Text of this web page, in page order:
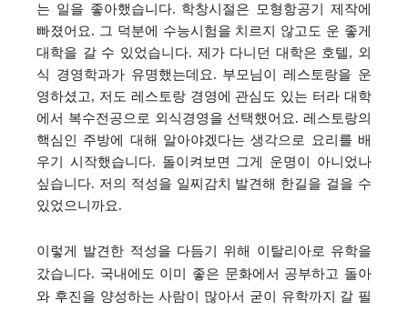
는 일을 좋아했습니다. 학창시절은 모형항공기 제작에
빠졌어요. 그 덕분에 수능시험을 치르지 않고도 운 좋게
대학을 갈 수 있었습니다. 제가 다니던 대학은 호텔, 외
식 경영학과가 유명했는데요. 부모님이 레스토랑을 운
영하셨고, 저도 레스토랑 경영에 관심도 있는 터라 대학
에서 복수전공으로 외식경영을 선택했어요. 레스토랑의
핵심인 주방에 대해 알아야겠다는 생각으로 요리를 배
우기 시작했습니다. 돌이켜보면 그게 운명이 아니었나
싶습니다. 저의 적성을 일찌감치 발견해 한길을 걸을 수
있었으니까요.
이렇게 발견한 적성을 다듬기 위해 이탈리아로 유학을
갔습니다. 국내에도 이미 좋은 문화에서 공부하고 돌아
와 후진을 양성하는 사람이 많아서 굳이 유학까지 갈 필